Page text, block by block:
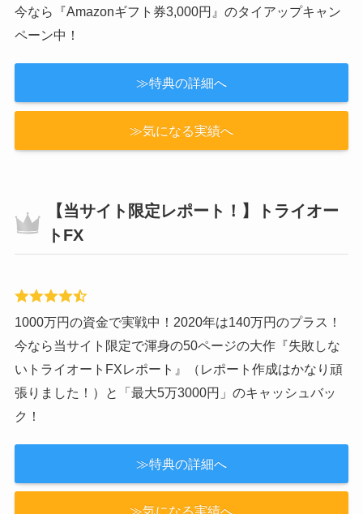
今なら『Amazonギフト券3,000円』のタイアップキャン
ペーン中！
≫気になる実績へ